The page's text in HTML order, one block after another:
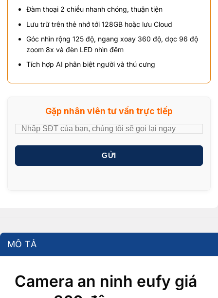
Đàm thoại 2 chiều nhanh chóng, thuận tiện
Lưu trữ trên thẻ nhớ tới 128GB hoặc lưu Cloud
Góc nhìn rộng 125 độ, ngang xoay 360 độ, dọc 96 độ
zoom 8x và đèn LED nhìn đêm
Tích hợp AI phân biệt người và thú cưng
Gặp nhân viên tư vấn trực tiếp
GỬI
MÔ TẢ
Camera an ninh eufy giá